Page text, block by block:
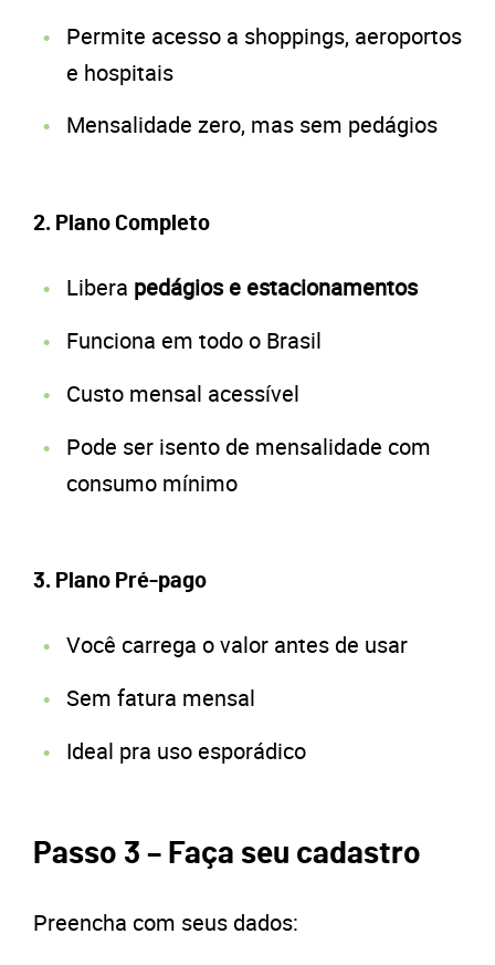
Permite acesso a shoppings, aeroportos
e hospitais
Mensalidade zero, mas sem pedágios
2. Plano Completo
Libera pedágios e estacionamentos
Funciona em todo o Brasil
Custo mensal acessível
Pode ser isento de mensalidade com
consumo mínimo
3. Plano Pré-pago
Você carrega o valor antes de usar
Sem fatura mensal
Ideal pra uso esporádico
Passo 3 – Faça seu cadastro
Preencha com seus dados: